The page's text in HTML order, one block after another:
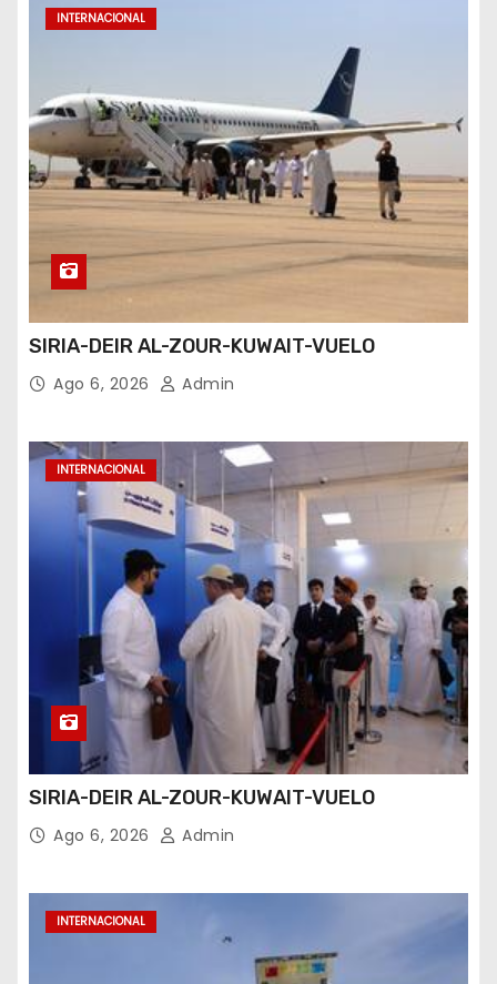
INTERNACIONAL
SIRIA-DEIR AL-ZOUR-KUWAIT-VUELO
Ago 6, 2026 Admin
INTERNACIONAL
SIRIA-DEIR AL-ZOUR-KUWAIT-VUELO
Ago 6, 2026 Admin
INTERNACIONAL